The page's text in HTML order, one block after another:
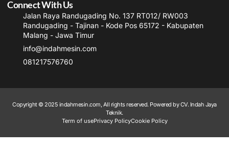
Connect With Us
Jalan Raya Randugading No. 137 RT012/ RW003
Randugading - Tajinan - Kode Pos 65172 - Kabupaten
Malang - Jawa Timur
info@indahmesin.com
081217576760
Copyright © 2025 indahmesin.com, All rights reserved. Powered by CV. Indah Jaya
Teknik.
Term of usePrivacy PolicyCookie Policy